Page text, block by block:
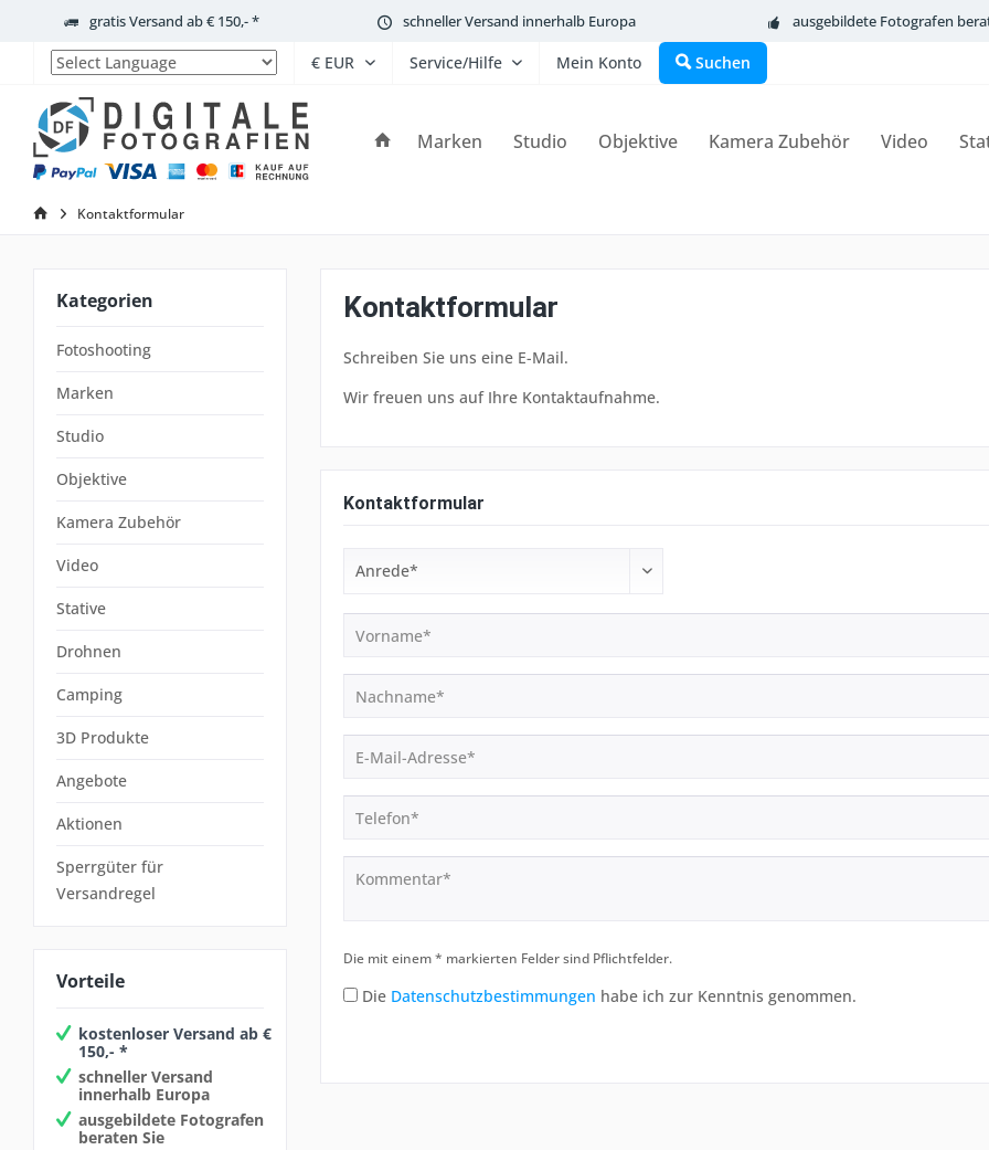
gratis Versand ab € 150,- * schneller Versand innerhalb Europa ausgebildete Fotografen
Powered by
Service/Hilfe Mein Konto Suchen
Marken Studio Objektive Kamera Zubehör Video
Kontaktformular
Kategorien
Fotoshooting
Marken
Studio
Objektive
Kamera Zubehör
Video
Stative
Drohnen
Camping
3D Produkte
Angebote
Aktionen
Sperrgüter für
Versandregel
Vorteile
kostenloser Versand ab €
150,- *
schneller Versand
innerhalb Europa
ausgebildete Fotografen
beraten Sie
Kontaktformular
Schreiben Sie uns eine E-Mail.
Wir freuen uns auf Ihre Kontaktaufnahme.
Kontaktformular
Die mit einem * markierten Felder sind Pflichtfelder.
Die Datenschutzbestimmungen habe ich zur Kenntnis genommen.